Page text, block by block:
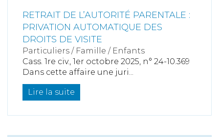
RETRAIT DE L’AUTORITÉ PARENTALE :
PRIVATION AUTOMATIQUE DES
DROITS DE VISITE
Particuliers / Famille / Enfants
Cass. 1re civ., 1er octobre 2025, n° 24-10.369
Dans cette affaire une juri...
Lire la suite